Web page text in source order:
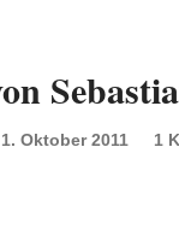
1. Oktober 2011 1